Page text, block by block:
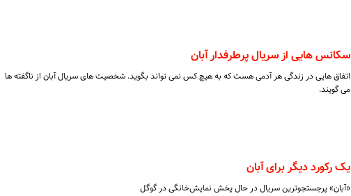
سکانس هایی از سریال پرطرفدار آبان
اتفاق هایی در زندگی هر آدمی هست که به هیچ کس نمی تواند بگوید. شخصیت های سریال آبان از ناگفته ها
می گویند.
یک رکورد دیگر برای آبان
«آبان» پرجستجوترین سریال در حال پخش نمایش‌خانگی در گوگل